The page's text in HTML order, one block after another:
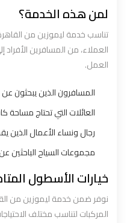
لمن هذه الخدمة؟
تناسب خدمة ليموزين من
العملاء، من المسافرين الأفراد
العمل.
المسافرون الذين يبحثون
العائلات التي تحتاج مساحة
رجال ونساء الأعمال الذين
مجموعات السياح
خيارات الأسطول
نوفر ضمن خدمة ليموزين من
المركبات لتناسب مختلف
شركه
ليموزين
اسكندرية
ليموزين
الإسكندرية